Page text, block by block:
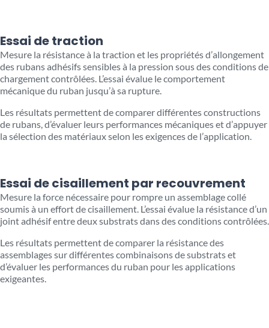
Essai de traction
Mesure la résistance à la traction et les propriétés d’allongement
des rubans adhésifs sensibles à la pression sous des conditions de
chargement contrôlées. L’essai évalue le comportement
mécanique du ruban jusqu’à sa rupture.
Les résultats permettent de comparer différentes constructions
de rubans, d’évaluer leurs performances mécaniques et d’appuyer
la sélection des matériaux selon les exigences de l’application.
Essai de cisaillement par recouvrement
Mesure la force nécessaire pour rompre un assemblage collé
soumis à un effort de cisaillement. L’essai évalue la résistance d’un
joint adhésif entre deux substrats dans des conditions contrôlées.
Les résultats permettent de comparer la résistance des
assemblages sur différentes combinaisons de substrats et
d’évaluer les performances du ruban pour les applications
exigeantes.